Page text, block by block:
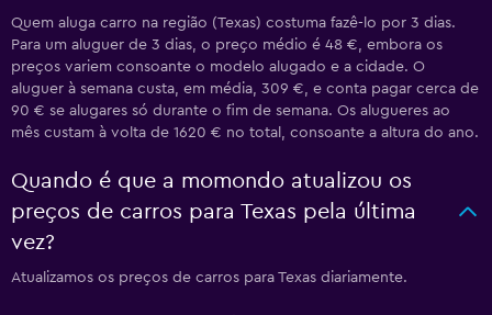
Quem aluga carro na região (Texas) costuma fazê-lo por 3 dias.
Para um aluguer de 3 dias, o preço médio é 48 €, embora os
preços variem consoante o modelo alugado e a cidade. O
aluguer à semana custa, em média, 309 €, e conta pagar cerca de
90 € se alugares só durante o fim de semana. Os alugueres ao
mês custam à volta de 1620 € no total, consoante a altura do ano.
Quando é que a momondo atualizou os
preços de carros para Texas pela última
vez?
Atualizamos os preços de carros para Texas diariamente.